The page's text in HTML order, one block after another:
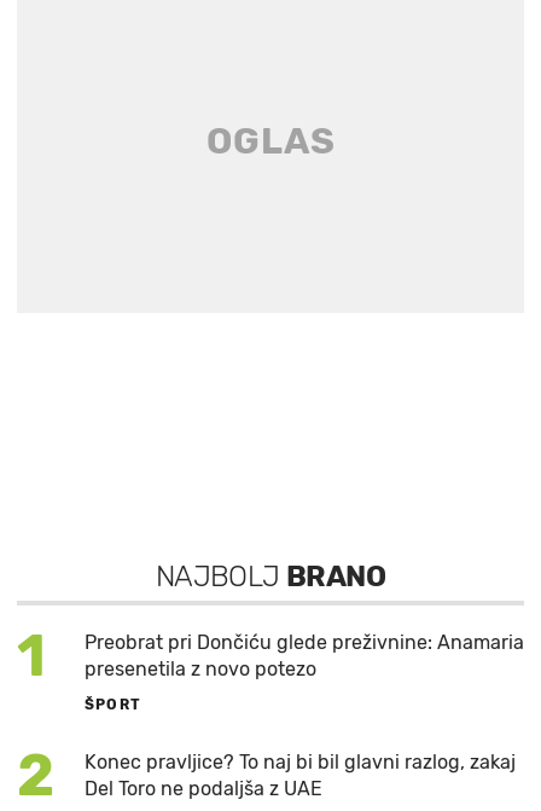
NAJBOLJ BRANO
1
Preobrat pri Dončiću glede preživnine: Anamaria
presenetila z novo potezo
ŠPORT
2
Konec pravljice? To naj bi bil glavni razlog, zakaj
Del Toro ne podaljša z UAE